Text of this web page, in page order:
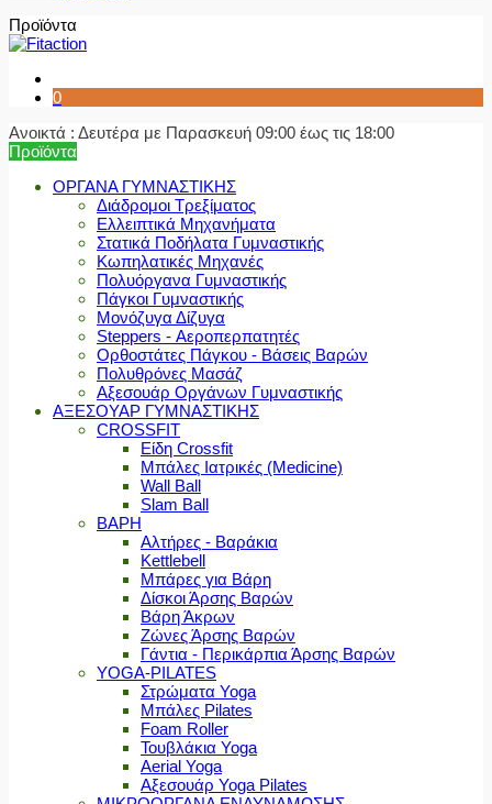
Προϊόντα
0
Ανοικτά : Δευτέρα με Παρασκευή 09:00 έως τις 18:00
Προϊόντα
ΟΡΓΑΝΑ ΓΥΜΝΑΣΤΙΚΗΣ
Διάδρομοι Τρεξίματος
Ελλειπτικά Μηχανήματα
Στατικά Ποδήλατα Γυμναστικής
Κωπηλατικές Μηχανές
Πολυόργανα Γυμναστικής
Πάγκοι Γυμναστικής
Μονόζυγα Δίζυγα
Steppers - Αεροπερπατητές
Ορθοστάτες Πάγκου - Βάσεις Βαρών
Πολυθρόνες Μασάζ
Αξεσουάρ Οργάνων Γυμναστικής
ΑΞΕΣΟΥΑΡ ΓΥΜΝΑΣΤΙΚΗΣ
CROSSFIT
Είδη Crossfit
Μπάλες Ιατρικές (Medicine)
Wall Ball
Slam Ball
ΒΑΡΗ
Αλτήρες - Βαράκια
Kettlebell
Μπάρες για Βάρη
Δίσκοι Άρσης Βαρών
Βάρη Άκρων
Ζώνες Άρσης Βαρών
Γάντια - Περικάρπια Άρσης Βαρών
YOGA-PILATES
Στρώματα Yoga
Μπάλες Pilates
Foam Roller
Τουβλάκια Yoga
Aerial Yoga
Αξεσουάρ Yoga Pilates